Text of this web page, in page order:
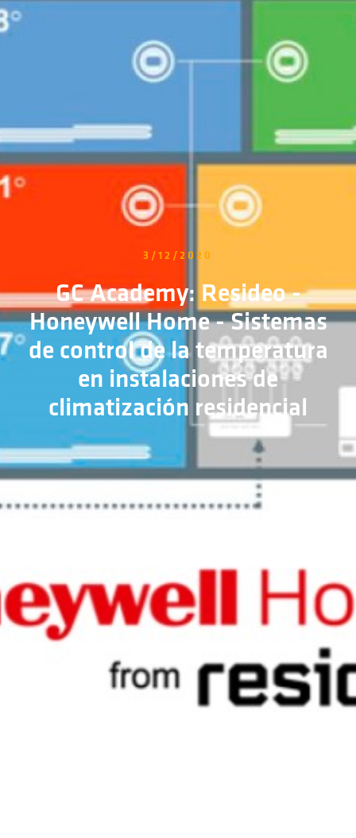
3/12/2020
GC Academy: Resideo -
Honeywell Home - Sistemas
de control de la temperatura
en instalaciones de
climatización residencial